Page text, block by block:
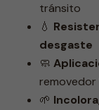
tránsito
💧
desgaste
🧼
🌱 Incolora